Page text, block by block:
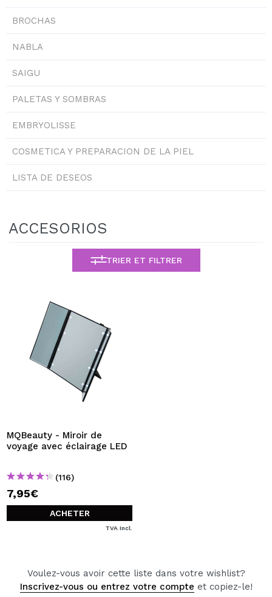
commandes et consulter vos opérations précédentes.
CRÉER UN COMPTE
BROCHAS
NABLA
SAIGU
PALETAS Y SOMBRAS
EMBRYOLISSE
COSMETICA Y PREPARACION DE LA PIEL
LISTA DE DESEOS
ACCESORIOS
TRIER ET FILTRER
MQBeauty - Miroir de
voyage avec éclairage LED
(116)
7,95€
ACHETER
TVA Incl.
Voulez-vous avoir cette liste dans votre wishlist?
Inscrivez-vous ou entrez votre compte et copiez-le!